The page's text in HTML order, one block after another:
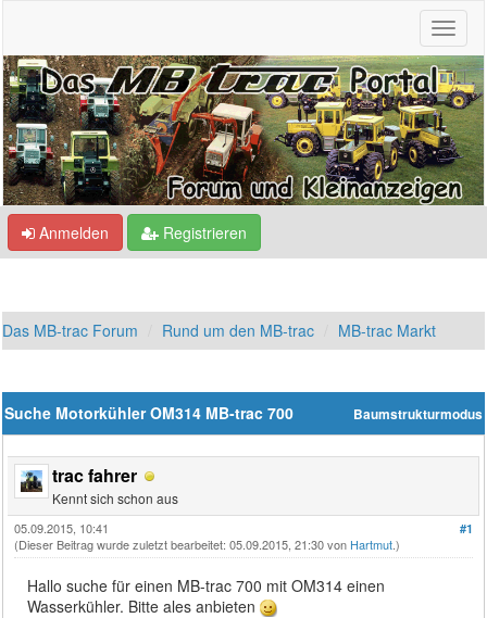
Anmelden Registrieren
Das MB-trac Forum Rund um den MB-trac MB-trac Markt
Baumstrukturmodus
Suche Motorkühler OM314 MB-trac 700
trac fahrer
Kennt sich schon aus
#1
05.09.2015, 10:41
(Dieser Beitrag wurde zuletzt bearbeitet: 05.09.2015, 21:30 von Hartmut.)
Hallo suche für einen MB-trac 700 mit OM314 einen
Wasserkühler. Bitte ales anbieten